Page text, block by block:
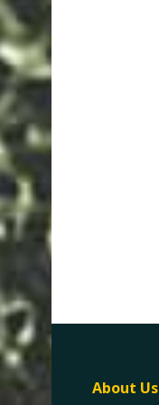
About Us